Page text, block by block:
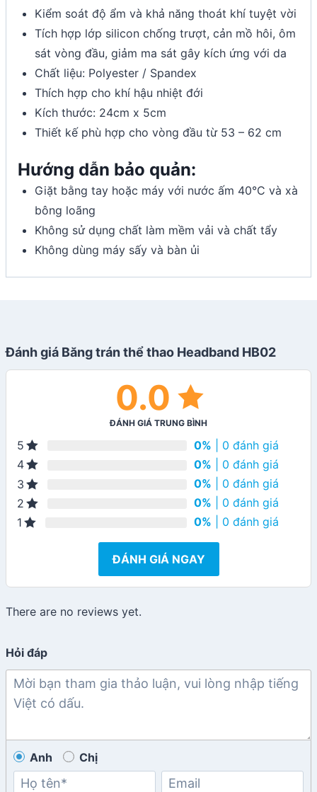
Kiểm soát độ ẩm và khả năng thoát khí tuyệt vời
Tích hợp lớp silicon chống trượt, cản mồ hôi, ôm
sát vòng đầu, giảm ma sát gây kích ứng với da
Chất liệu: Polyester / Spandex
Thích hợp cho khí hậu nhiệt đới
Kích thước: 24cm x 5cm
Thiết kế phù hợp cho vòng đầu từ 53 – 62 cm
Hướng dẫn bảo quản:
Giặt bằng tay hoặc máy với nước ấm 40°C và xà
bông loãng
Không sử dụng chất làm mềm vải và chất tẩy
Không dùng máy sấy và bàn ủi
Đánh giá Băng trán thể thao Headband HB02
0.0
ĐÁNH GIÁ TRUNG BÌNH
5 0% | 0 đánh giá
4
0% | 0 đánh giá
3
0% | 0 đánh giá
2
0% | 0 đánh giá
1
0% | 0 đánh giá
ĐÁNH GIÁ NGAY
There are no reviews yet.
Hỏi đáp
Anh Chị